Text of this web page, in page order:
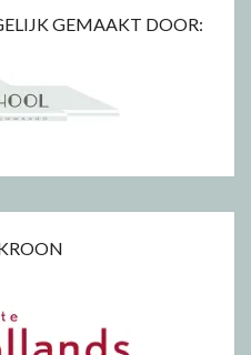
GEMAAKT DOOR: